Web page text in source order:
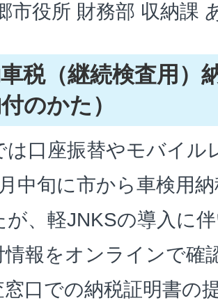
市役所 財務部 収納課
税（継続検査用）
のかた）
は口座振替やモバイル
中旬に市から車検用
が、軽JNKSの導入に
情報をオンラインで確
窓口での納税証明書の